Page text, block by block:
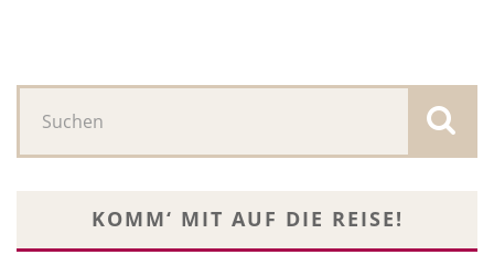
KOMM‘ MIT AUF DIE REISE!